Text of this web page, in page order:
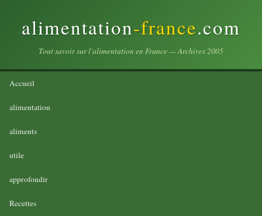
alimentation-france.com
Tout savoir sur l'alimentation en France — Archives 2005
Accueil
alimentation
aliments
utile
approfondir
Recettes